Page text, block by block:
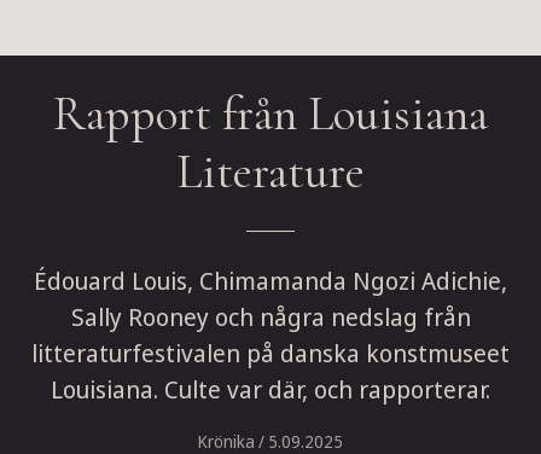
Rapport från Louisiana
Literature
Édouard Louis, Chimamanda Ngozi Adichie,
Sally Rooney och några nedslag från
litteraturfestivalen på danska konstmuseet
Louisiana. Culte var där, och rapporterar.
Krönika / 5.09.2025